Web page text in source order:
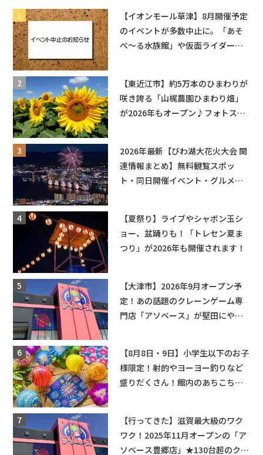
【イオンモール草津】8月開催予定
のイベントが多数中止に。「あそ
べ〜る水族館」や仮面ライダーシ
【東近江市】約5万本のひまわりが
咲き誇る「山梶農園ひまわり畑」
が2026年もオープン♪フォトスポ
2026年最新【びわ湖大花火大会 関
連情報まとめ】無料観覧スポッ
ト・同日開催イベント・グルメマ
【夏祭り】ライブやシャボン玉シ
ョー、盆踊りも！「トレセン夏ま
つり」が2026年も開催されます！
【大津市】2026年9月オープン予
定！あの話題のクレーンゲーム専
門店「アソベース」が堅田にやっ
【8月8日・9日】小学生以下のお子
様限定！射的やヨーヨー釣りなど
盛りだくさん！館内のあちこちに
【行ってきた】滋賀最大級のワク
ワク！2025年11月オープンの「ア
ソベース豊郷店」★130台超のクレ